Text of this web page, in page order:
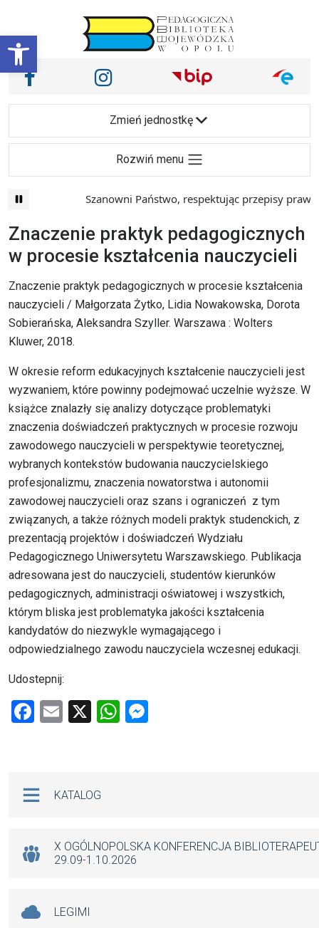
Otwórz pasek narzędzi
Main Navigation
Nasze media społecznościowe i inne
Facebook Instagram
Zmień jednostkę
Rozwiń menu
Szanowni Państwo, respektując przepisy prawa
Znaczenie praktyk pedagogicznych
w procesie kształcenia nauczycieli
Znaczenie praktyk pedagogicznych w procesie kształcenia
nauczycieli / Małgorzata Żytko, Lidia Nowakowska, Dorota
Sobierańska, Aleksandra Szyller. Warszawa : Wolters
Kluwer, 2018.
W okresie reform edukacyjnych kształcenie nauczycieli jest
wyzwaniem, które powinny podejmować uczelnie wyższe. W
książce znalazły się analizy dotyczące problematyki
znaczenia doświadczeń praktycznych w procesie rozwoju
zawodowego nauczycieli w perspektywie teoretycznej,
wybranych kontekstów budowania nauczycielskiego
profesjonalizmu, znaczenia nowatorstwa i autonomii
zawodowej nauczycieli oraz szans i ograniczeń z tym
związanych, a także różnych modeli praktyk studenckich, z
prezentacją projektów i doświadczeń Wydziału
Pedagogicznego Uniwersytetu Warszawskiego. Publikacja
adresowana jest do nauczycieli, studentów kierunków
pedagogicznych, administracji oświatowej i wszystkich,
którym bliska jest problematyka jakości kształcenia
kandydatów do niezwykle wymagającego i
odpowiedzialnego zawodu nauczyciela wczesnej edukacji.
Udostepnij:
F
o
k
E
X
W
p
KATALOG
X OGÓLNOPOLSKA KONFERENCJA
29.09-1.10.2026
LEGIMI